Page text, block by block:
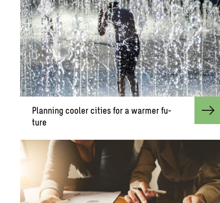
Plan­ning cooler cities for a warmer fu­
ture